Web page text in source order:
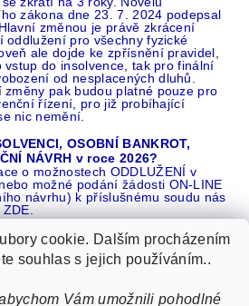
zákona dne 23. 7. 2024 podepsal
změnou je právě zkrácení
oddlužení pro všechny fyzické
ale dojde ke zpřísnění pravidel,
vstup do insolvence, tak pro finální
od nesplacených dluhů.
změny pak budou platné pouze pro
řízení, pro již probíhající
nic nemění.
OSOBNÍ BANKROT,
NÁVRH v roce 2026?
o možnostech ODDLUŽENÍ v
možné podání žádosti ON-LINE
návrhu) k příslušnému soudu nás
16 let REFERENCÍ v celé ČR |
cookie. Dalším procházením
souhlas s jejich používáním..
Vám umožnili pohodlné